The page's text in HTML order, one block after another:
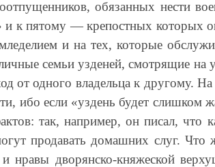
обязанных нести
и к пятому — крепостных которых
и на тех, которые
семьи узденей, смотрящие на
от одного владельца к другому.
ибо если «уздень будет слишком
так, например, он писал,
продавать домашних слуг. Что
дворянско-княжеской